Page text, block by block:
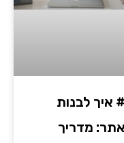
# איך לבנות
אתר: מדריך